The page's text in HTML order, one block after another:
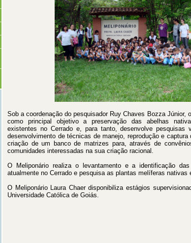
Sob a coordenação do pesquisador Ruy Chaves Bozza Júnior,
como principal objetivo a preservação das abelhas
existentes no Cerrado e, para tanto, desenvolve pesquisas
desenvolvimento de técnicas de manejo, reprodução e
criação de um banco de matrizes para, através de
comunidades interessadas na sua criação racional.
O Meliponário realiza o levantamento e a identificação
atualmente no Cerrado e pesquisa as plantas melíferas nativas
O Meliponário Laura Chaer disponibiliza estágios
Universidade Católica de Goiás.